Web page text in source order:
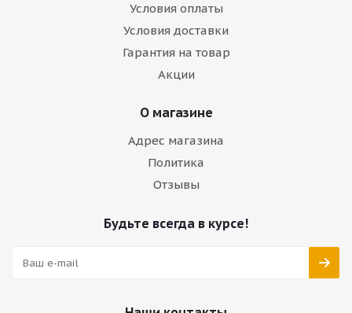
Условия оплаты
Условия доставки
Гарантия на товар
Акции
О магазине
Адрес магазина
Политика
Отзывы
Будьте всегда в курсе!